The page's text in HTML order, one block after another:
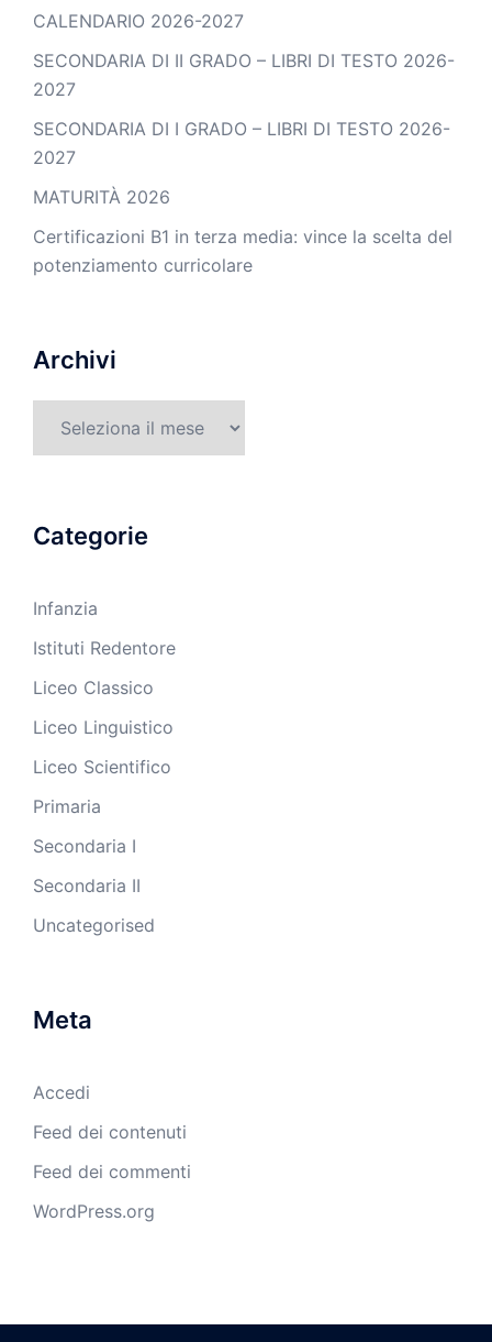
CALENDARIO 2026-2027
SECONDARIA DI II GRADO – LIBRI DI TESTO 2026-
2027
SECONDARIA DI I GRADO – LIBRI DI TESTO 2026-
2027
MATURITÀ 2026
Certificazioni B1 in terza media: vince la scelta del
potenziamento curricolare
Archivi
Categorie
Infanzia
Istituti Redentore
Liceo Classico
Liceo Linguistico
Liceo Scientifico
Primaria
Secondaria I
Secondaria II
Uncategorised
Meta
Accedi
Feed dei contenuti
Feed dei commenti
WordPress.org